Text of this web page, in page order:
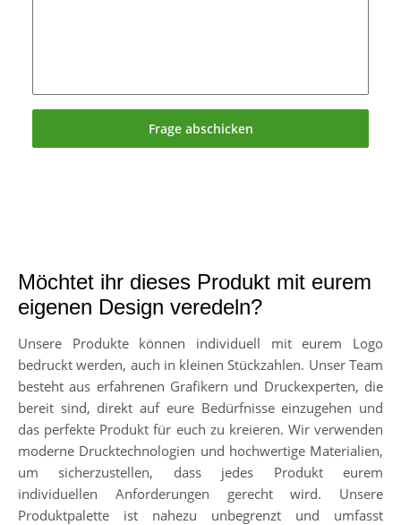
Frage abschicken
Möchtet ihr dieses Produkt mit eurem
eigenen Design veredeln?
Unsere Produkte können individuell mit eurem Logo
bedruckt werden, auch in kleinen Stückzahlen. Unser Team
besteht aus erfahrenen Grafikern und Druckexperten, die
bereit sind, direkt auf eure Bedürfnisse einzugehen und
das perfekte Produkt für euch zu kreieren. Wir verwenden
moderne Drucktechnologien und hochwertige Materialien,
um sicherzustellen, dass jedes Produkt eurem
individuellen Anforderungen gerecht wird. Unsere
Produktpalette ist nahezu unbegrenzt und umfasst